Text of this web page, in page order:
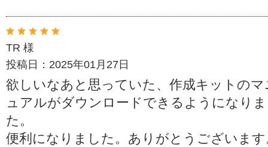
TR 様
投稿日：2025年01月27日
欲しいなあと思っていた、作成キットのマ
ュアルがダウンロードできるようになり
た。
便利になりました。ありがとうございます